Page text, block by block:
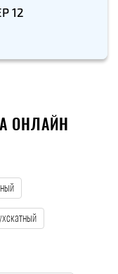
12
ОНЛАЙН